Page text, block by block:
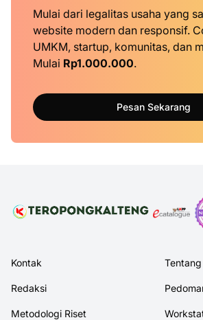
Mulai dari legalitas usaha yang
website modern dan responsif.
UMKM, startup, komunitas, dan
Mulai Rp1.000.000.
Pesan Sekarang
Kontak
Redaksi
Metodologi Riset